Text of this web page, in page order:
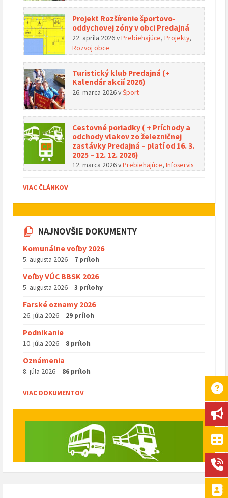
Projekt Rozšírenie športovo-
oddychovej zóny v obci Predajná
22. apríla 2026vPrebiehajúce, Projekty,
Rozvoj obce
Turistický klub Predajná (+
Kalendár akcií 2026)
26. marca 2026vŠport
Cestovné poriadky ( + Príchody a
odchody vlakov zo železničnej
zastávky Predajná – platí od 16. 3.
2025 – 12. 12. 2026)
12. marca 2026vPrebiehajúce, Infoservis
VIAC ČLÁNKOV
NAJNOVŠIE DOKUMENTY
Komunálne voľby 2026
5. augusta 2026 7 príloh
Voľby VÚC BBSK 2026
5. augusta 2026 3 prílohy
Farské oznamy 2026
26. júla 2026 29 príloh
Podnikanie
10. júla 2026 8 príloh
Oznámenia
8. júla 2026 86 príloh
VIAC DOKUMENTOV